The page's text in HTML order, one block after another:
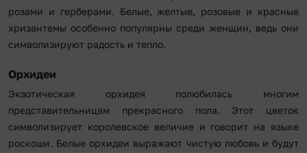
розами и герберами. Белые, желтые, розовые и красные
хризантемы особенно популярны среди женщин, ведь они
символизируют радость и тепло.
Орхидеи
Экзотическая орхидея полюбилась многим
представительницам прекрасного пола. Этот цветок
символизирует королевское величие и говорит на языке
роскоши. Белые орхидеи выражают чистую любовь и будут